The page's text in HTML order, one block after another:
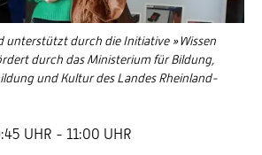
unterstützt durch die Initiative »Wissen
durch das Ministerium für Bildung,
und Kultur des Landes Rheinland-
UHR - 11:00 UHR